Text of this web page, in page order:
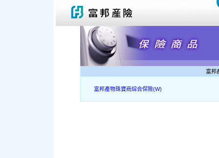
富邦
富邦產物珠寶商綜合保險(W)